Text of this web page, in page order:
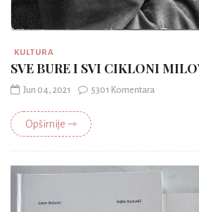
KULTURA
SVE BURE I SVI CIKLONI
Jun 04, 2021 5301 Komentara
Opširnije ⇾